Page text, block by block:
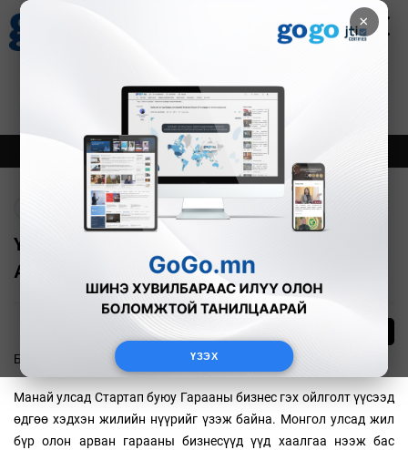
×
ҮЗЭХ
Зурхай
8.08
Онцлох Шинэ
Үндэсний СТАРТАП-ын аварга Төв
Азид улсаа төлөөлнө
Бизнес 2024-07-02
Манай улсад Стартап буюу Гарааны бизнес гэх ойлголт үүсээд
өдгөө хэдхэн жилийн нүүрийг үзэж байна. Монгол улсад жил
бүр олон арван гарааны бизнесүүд үүд хаалгаа нээж бас